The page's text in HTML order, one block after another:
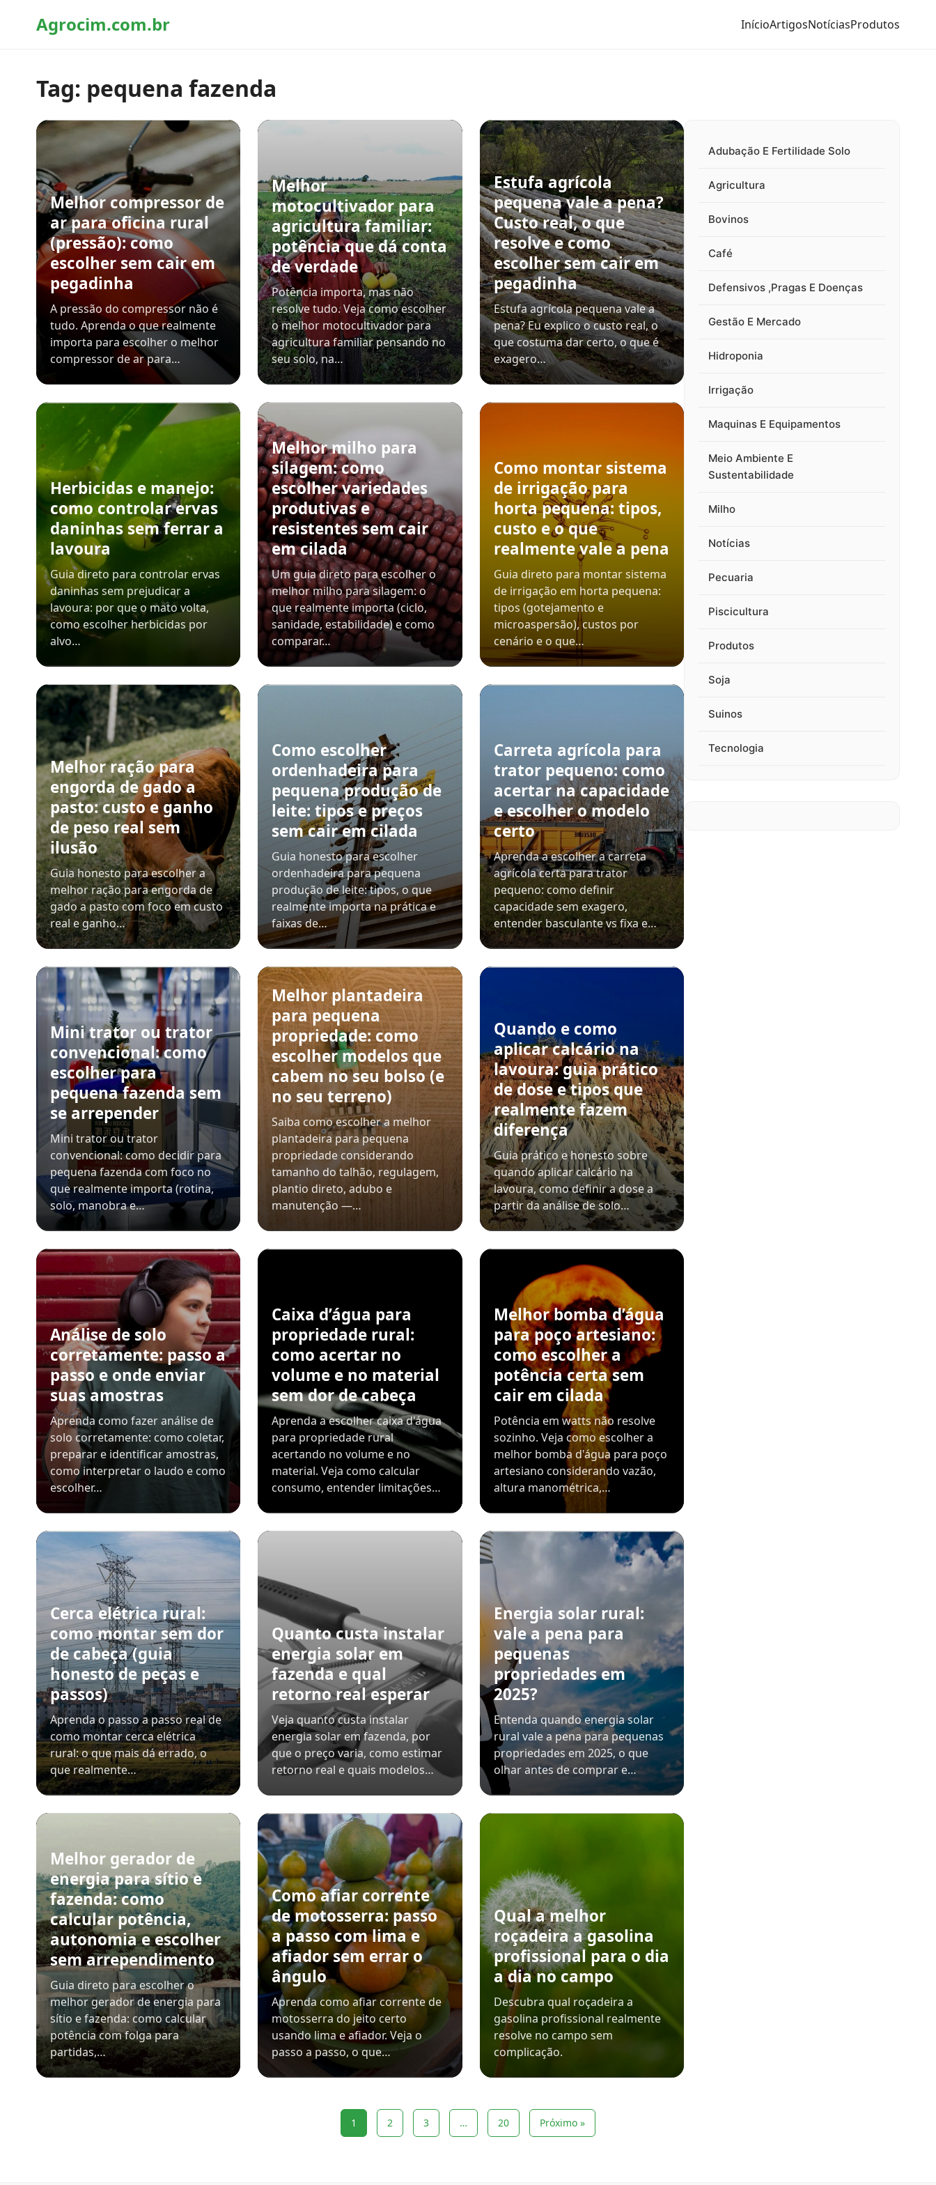
Agrocim.com.br InícioArtigosNotíciasProdutos
Tag: pequena fazenda
Melhor compressor de
ar para oficina rural
(pressão): como
escolher sem cair em
pegadinha
A pressão do compressor não é
tudo. Aprenda o que realmente
importa para escolher o melhor
compressor de ar para…
Melhor
motocultivador para
agricultura familiar:
potência que dá conta
de verdade
Potência importa, mas não
resolve tudo. Veja como escolher
o melhor motocultivador para
agricultura familiar pensando no
seu solo, na…
Estufa agrícola
pequena vale a pena?
Custo real, o que
resolve e como
escolher sem cair em
pegadinha
Estufa agrícola pequena vale a
pena? Eu explico o custo real, o
que costuma dar certo, o que é
exagero…
Herbicidas e manejo:
como controlar ervas
daninhas sem ferrar a
lavoura
Guia direto para controlar ervas
daninhas sem prejudicar a
lavoura: por que o mato volta,
como escolher herbicidas por
alvo…
Melhor milho para
silagem: como
escolher variedades
produtivas e
resistentes sem cair
em cilada
Um guia direto para escolher o
melhor milho para silagem: o
que realmente importa (ciclo,
sanidade, estabilidade) e como
comparar…
Como montar sistema
de irrigação para
horta pequena: tipos,
custo e o que
realmente vale a pena
Guia direto para montar sistema
de irrigação em horta pequena:
tipos (gotejamento e
microaspersão), custos por
cenário e o que…
Melhor ração para
engorda de gado a
pasto: custo e ganho
de peso real sem
ilusão
Guia honesto para escolher a
melhor ração para engorda de
gado a pasto com foco em custo
real e ganho…
Como escolher
ordenhadeira para
pequena produção de
leite: tipos e preços
sem cair em cilada
Guia honesto para escolher
ordenhadeira para pequena
produção de leite: tipos, o que
realmente importa na prática e
faixas de…
Carreta agrícola para
trator pequeno: como
acertar na capacidade
e escolher o modelo
certo
Aprenda a escolher a carreta
agrícola certa para trator
pequeno: como definir
capacidade sem exagero,
entender basculante vs fixa e…
Mini trator ou trator
convencional: como
escolher para
pequena fazenda sem
se arrepender
Mini trator ou trator
convencional: como decidir para
pequena fazenda com foco no
que realmente importa (rotina,
solo, manobra e…
Melhor plantadeira
para pequena
propriedade: como
escolher modelos que
cabem no seu bolso (e
no seu terreno)
Saiba como escolher a melhor
plantadeira para pequena
propriedade considerando
tamanho do talhão, regulagem,
plantio direto, adubo e
manutenção —…
Quando e como
aplicar calcário na
lavoura: guia prático
de dose e tipos que
realmente fazem
diferença
Guia prático e honesto sobre
quando aplicar calcário na
lavoura, como definir a dose a
partir da análise de solo…
Análise de solo
corretamente: passo a
passo e onde enviar
suas amostras
Aprenda como fazer análise de
solo corretamente: como coletar,
preparar e identificar amostras,
como interpretar o laudo e como
escolher…
Caixa d’água para
propriedade rural:
como acertar no
volume e no material
sem dor de cabeça
Aprenda a escolher caixa d'água
para propriedade rural
acertando no volume e no
material. Veja como calcular
consumo, entender limitações…
Melhor bomba d’água
para poço artesiano:
como escolher a
potência certa sem
cair em cilada
Potência em watts não resolve
sozinho. Veja como escolher a
melhor bomba d'água para poço
artesiano considerando vazão,
altura manométrica,…
Cerca elétrica rural:
como montar sem dor
de cabeça (guia
honesto de peças e
passos)
Aprenda o passo a passo real de
como montar cerca elétrica
rural: o que mais dá errado, o
que realmente…
Quanto custa instalar
energia solar em
fazenda e qual
retorno real esperar
Veja quanto custa instalar
energia solar em fazenda, por
que o preço varia, como estimar
retorno real e quais modelos…
Energia solar rural:
vale a pena para
pequenas
propriedades em
2025?
Entenda quando energia solar
rural vale a pena para pequenas
propriedades em 2025, o que
olhar antes de comprar e…
Melhor gerador de
energia para sítio e
fazenda: como
calcular potência,
autonomia e escolher
sem arrependimento
Guia direto para escolher o
melhor gerador de energia para
sítio e fazenda: como calcular
potência com folga para
partidas,…
Como afiar corrente
de motosserra: passo
a passo com lima e
afiador sem errar o
ângulo
Aprenda como afiar corrente de
motosserra do jeito certo
usando lima e afiador. Veja o
passo a passo, o que…
Qual a melhor
roçadeira a gasolina
profissional para o dia
a dia no campo
Descubra qual roçadeira a
gasolina profissional realmente
resolve no campo sem
complicação.
Adubação E Fertilidade Solo
Agricultura
Bovinos
Café
Defensivos ,Pragas E Doenças
Gestão E Mercado
Hidroponia
Irrigação
Maquinas E Equipamentos
Meio Ambiente E
Sustentabilidade
Milho
Notícias
Pecuaria
Piscicultura
Produtos
Soja
Suinos
Tecnologia
1 2 3 … 20 Próximo »